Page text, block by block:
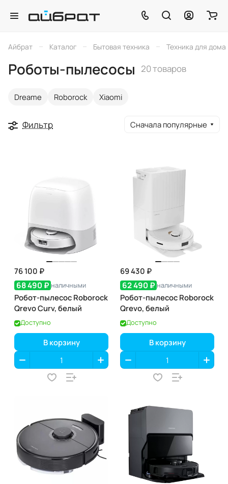
Айбрат – Каталог – Бытовая техника – Техника для дома
Роботы-пылесосы 20 товаров
Dreame Roborock Xiaomi
Фильтр Сначала популярные
76 100 ₽
68 490 ₽ наличными
Робот-пылесос Roborock
Qrevo Curv, белый
Доступно
В корзину
69 430 ₽
62 490 ₽ наличными
Робот-пылесос Roborock
Qrevo, белый
Доступно
В корзину